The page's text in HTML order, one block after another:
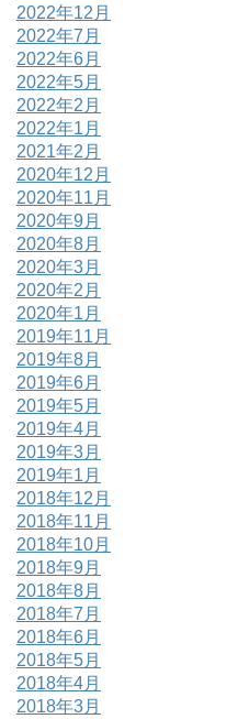
2022年12月
2022年7月
2022年6月
2022年5月
2022年2月
2022年1月
2021年2月
2020年12月
2020年11月
2020年9月
2020年8月
2020年3月
2020年2月
2020年1月
2019年11月
2019年8月
2019年6月
2019年5月
2019年4月
2019年3月
2019年1月
2018年12月
2018年11月
2018年10月
2018年9月
2018年8月
2018年7月
2018年6月
2018年5月
2018年4月
2018年3月